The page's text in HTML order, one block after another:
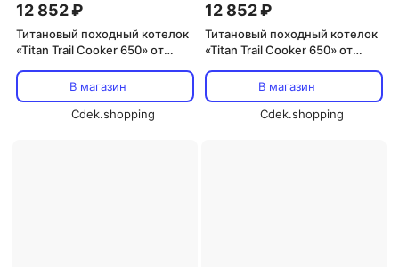
12 852 ₽
Титановый походный котелок
«Titan Trail Cooker 650» от
В магазин
Cdek.shopping
12 852 ₽
Титановый походный котелок
«Titan Trail Cooker 650» от
В магазин
Cdek.shopping